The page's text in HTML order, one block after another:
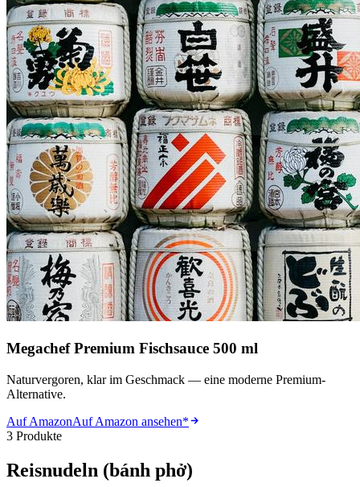
Megachef Premium Fischsauce 500 ml
Naturvergoren, klar im Geschmack — eine moderne Premium-
Alternative.
Auf AmazonAuf Amazon ansehen*
3 Produkte
Reisnudeln (bánh phở)